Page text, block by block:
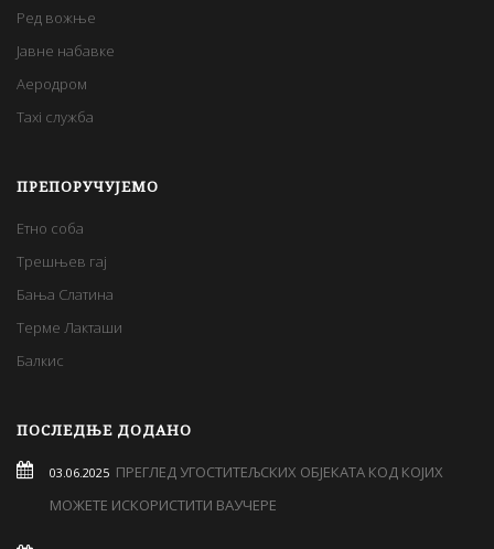
Ред вожње
Јавне набавке
Аеродром
Taxi служба
ПРЕПОРУЧУЈЕМО
Етно соба
Трешњев гај
Бања Слатина
Терме Лакташи
Балкис
ПОСЛЕДЊЕ ДОДАНО
03.06.2025 ПРЕГЛЕД УГОСТИТЕЉСКИХ ОБЈЕКАТА КОД КОЈИХ
МОЖЕТЕ ИСКОРИСТИТИ ВАУЧЕРЕ